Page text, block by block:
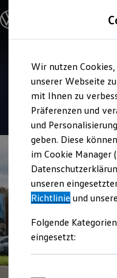
Hauptinhalt
springen
Footer
springen
Modelle und
Modelle
Elektroautos
ENERGY
Nutzfahrzeuge
SUV und CUV
Familienautos
Kombis
Kompaktwagen
Sportwagen
Schnell verfügbare
Angebote und
Aktuelle
E-Auto-
Volkswagen
Junge
Zubehör- und
Verkauf und Service
Auto
4.8|
Wir nutzen
unserer Webseite
mit Ihnen zu
Präferenzen und
und
geben. Diese
im Cookie Manager
unseren
Richtlinie und
Folgende
eingesetzt: